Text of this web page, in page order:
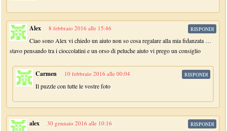
Alex 8 febbraio 2016 alle 15:46
Ciao sono Alex vi chiedo un aiuto non so cosa regalare alla mia fidanzata …
stavo pensando tra i cioccolatini e un orso di peluche aiuto vi prego un consiglio
RISPONDI
Carmen 10 febbraio 2016 alle 00:04
Il puzzle con tutte le vostre foto
RISPONDI
alex 30 gennaio 2016 alle 10:16 RISPONDI